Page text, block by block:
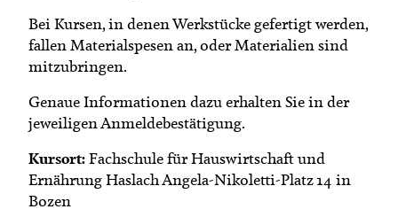
Bei Kursen, in denen Werkstücke gefertigt werden,
fallen Materialspesen an, oder Materialien sind
mitzubringen.
Genaue Informationen dazu erhalten Sie in der
jeweiligen Anmeldebestätigung.
Kursort:Fachschule für Hauswirtschaft und
Ernährung Haslach Angela-Nikoletti-Platz 14 in
Bozen